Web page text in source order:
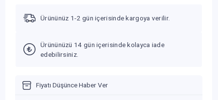
Ürününüz 1-2 gün içerisinde kargoya verilir.
Ürününüzü 14 gün içerisinde kolayca iade
edebilirsiniz.
Fiyatı Düşünce Haber Ver